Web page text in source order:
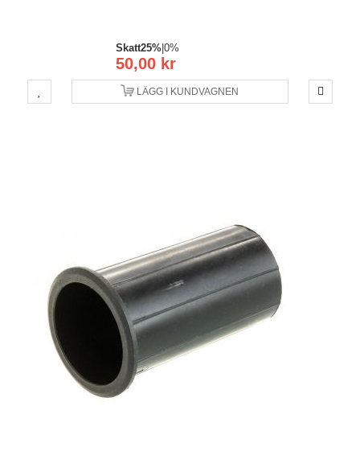
50,00 kr
Skatt25% 0%
LÄGG I KUNDVAGNEN